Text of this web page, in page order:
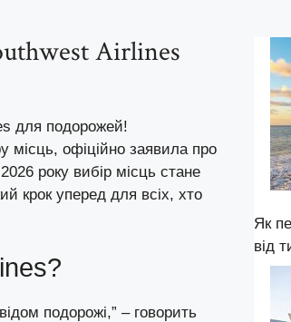
Airlines
для подорожей!
місць, офіційно заявила про
року вибір місць стане
крок уперед для всіх, хто
подорожі,” – говорить
Як
від